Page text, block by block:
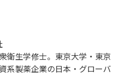
衛生学修士。東京大学・東京
系製薬企業の日本・グローバ